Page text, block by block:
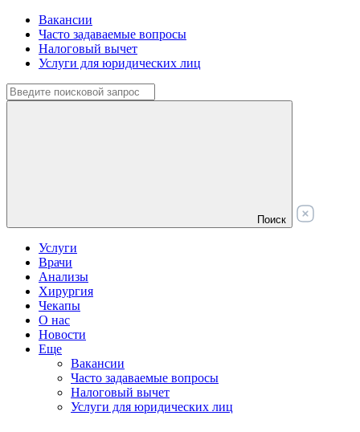
Вакансии
Часто задаваемые вопросы
Налоговый вычет
Услуги для юридических лиц
Поиск
Услуги
Врачи
Анализы
Хирургия
Чекапы
О нас
Новости
Еще
Вакансии
Часто задаваемые вопросы
Налоговый вычет
Услуги для юридических лиц